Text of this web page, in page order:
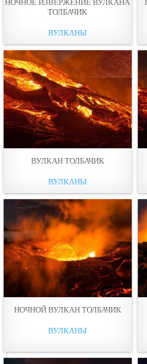
НОЧНОЕ ИЗВЕРЖЕНИЕ ВУЛКАНА
ТОЛБАЧИК
ВУЛКАНЫ
ВУЛКАН ТОЛБАЧИК
ВУЛКАНЫ
НОЧНОЙ ВУЛКАН ТОЛБАЧИК
ВУЛКАНЫ